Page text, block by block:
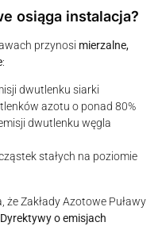
osiąga instalacja?
przynosi mierzalne,
:
dwutlenku siarki
azotu o ponad 80%
dwutlenku węgla
stałych na poziomie
Zakłady Azotowe Puławy
o emisjach